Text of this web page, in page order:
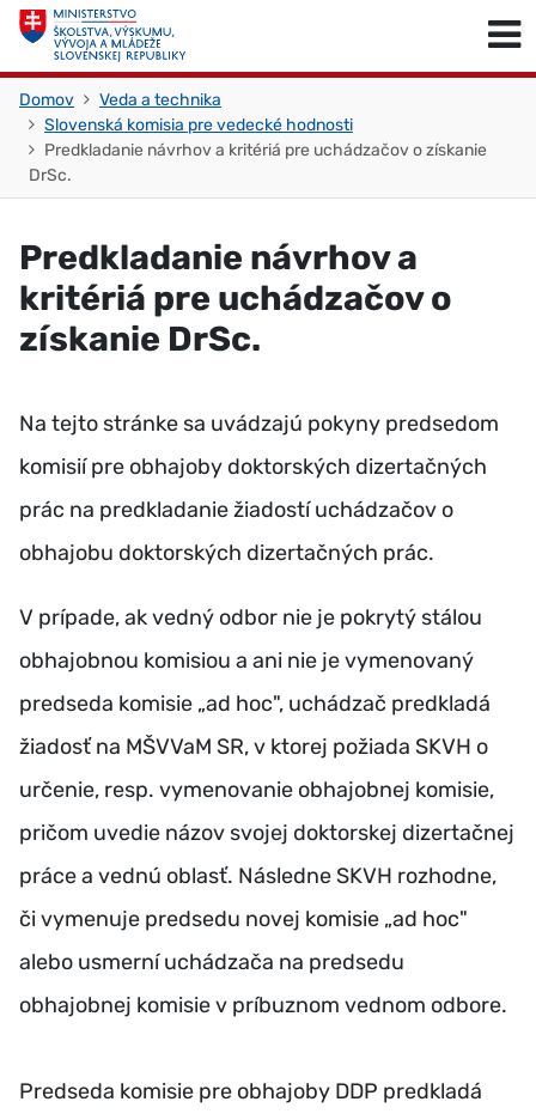
Skočiť na obsah
Domov
Veda a technika
Slovenská komisia pre vedecké hodnosti
Predkladanie návrhov a kritériá pre uchádzačov o získanie
DrSc.
Predkladanie návrhov a
kritériá pre uchádzačov o
získanie DrSc.
Na tejto stránke sa uvádzajú pokyny predsedom
komisií pre obhajoby doktorských dizertačných
prác na predkladanie žiadostí uchádzačov o
obhajobu doktorských dizertačných prác.
V prípade, ak vedný odbor nie je pokrytý stálou
obhajobnou komisiou a ani nie je vymenovaný
predseda komisie „ad hoc", uchádzač predkladá
žiadosť na MŠVVaM SR, v ktorej požiada SKVH o
určenie, resp. vymenovanie obhajobnej komisie,
pričom uvedie názov svojej doktorskej dizertačnej
práce a vednú oblasť. Následne SKVH rozhodne,
či vymenuje predsedu novej komisie „ad hoc"
alebo usmerní uchádzača na predsedu
obhajobnej komisie v príbuznom vednom odbore.
Predseda komisie pre obhajoby DDP predkladá
Skočiť na začiatok stránky